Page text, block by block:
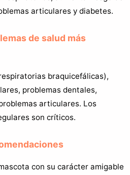
articulares y diabetes.
de salud más
braquicefálicas),
problemas dentales,
articulares. Los
son críticos.
con su carácter amigable